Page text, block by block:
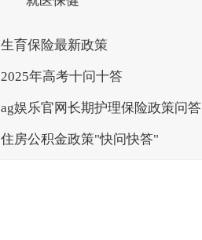
生育保险最新政策
2025年高考十问十答
ag娱乐官网长期护理保险政策问答
住房公积金政策"快问快答"